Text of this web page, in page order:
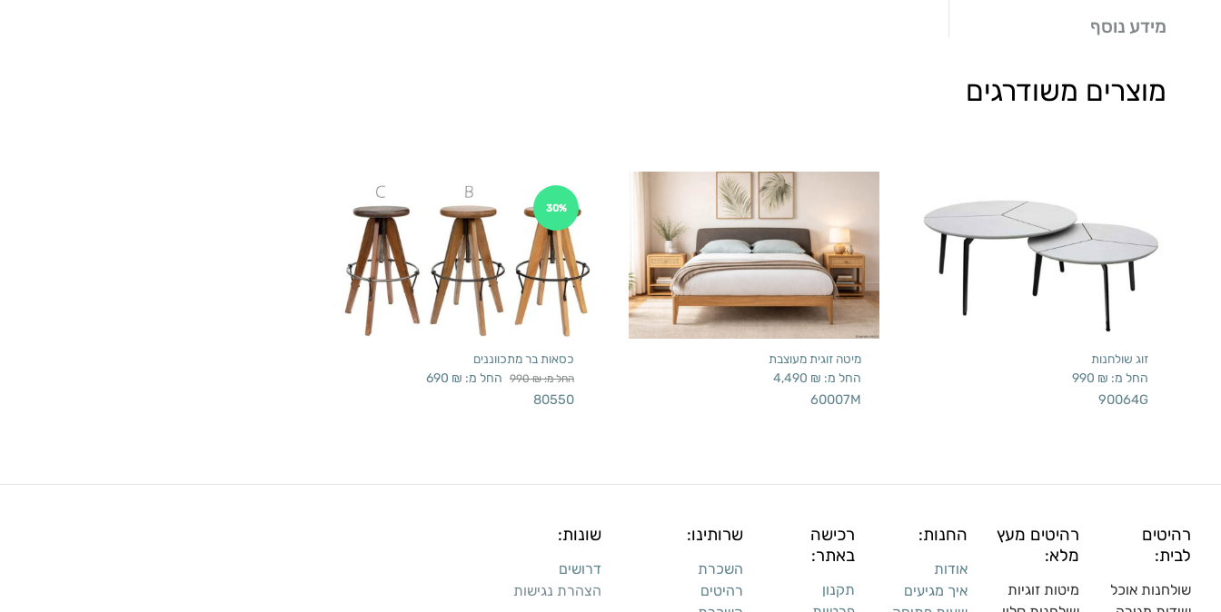
מידע נוסף
מוצרים משודרגים
זוג שולחנות
החל מ: 990 ₪
90064G
מיטה זוגית מעוצבת
החל מ: 4,490 ₪
60007M
30%
כסאות בר מתכווננים
החל מ: 990₪ החל מ: 690 ₪
80550
רהיטים
לבית:
שולחנות אוכל
רהיטים מעץ
מלא:
מיטות זוגיות
החנות:
אודות
איך מגיעים
רכישה
באתר:
תקנון
שרותינו:
השכרת
רהיטים
שונות:
דרושים
הצהרת נגישות